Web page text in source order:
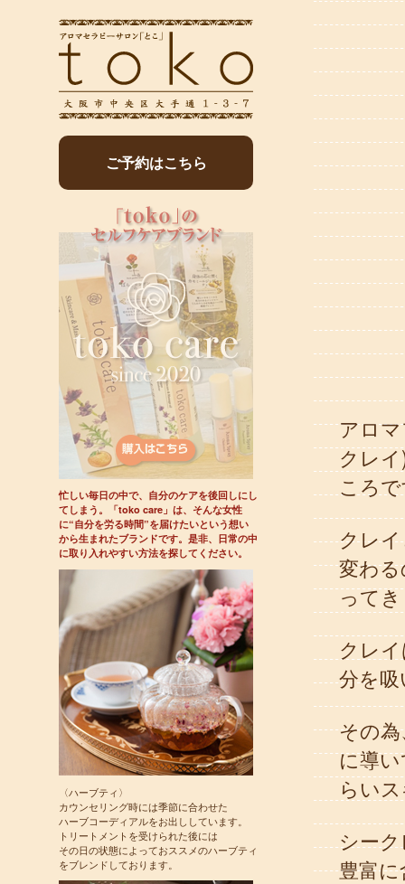
ご予約はこちら
忙しい毎日の中で、自分のケアを後回しにし
てしまう。「toko care」は、そんな女性
に“自分を労る時間”を届けたいという想い
から生まれたブランドです。是非、日常の中
に取り入れやすい方法を探してください。
〈ハーブティ〉
カウンセリング時には季節に合わせた
ハーブコーディアルをお出ししています。
トリートメントを受けられた後には
その日の状態によっておススメのハーブティ
をブレンドしております。
アロ
クレ
ころ
クレ
変わ
って
クレ
分を
その
に導
らい
シー
豊富